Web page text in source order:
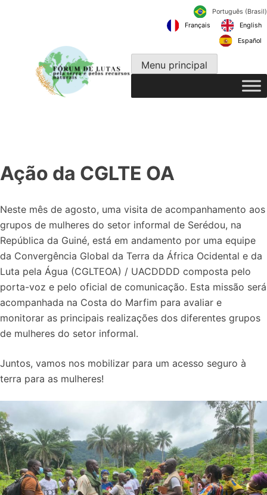
Français
Menu principal
Ação da CGLTE OA
Neste mês de agosto, uma visita de acompanhamento aos
grupos de mulheres do setor informal de Serédou, na
República da Guiné, está em andamento por uma equipe
da Convergência Global da Terra da África Ocidental e da
Luta pela Água (CGLTEOA) / UACDDDD composta pelo
porta-voz e pelo oficial de comunicação. Esta missão será
acompanhada na Costa do Marfim para avaliar e
monitorar as principais realizações dos diferentes grupos
de mulheres do setor informal.
Juntos, vamos nos mobilizar para um acesso seguro à
terra para as mulheres!